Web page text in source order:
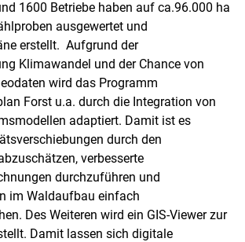
1600 Betriebe haben auf ca.96.000 ha
ausgewertet und
erstellt. Aufgrund der
Klimawandel und der Chance von
wird das Programm
Forst u.a. durch die Integration von
adaptiert. Damit ist es
durch den
verbesserte
durchzuführen und
im Waldaufbau einfach
Des Weiteren wird ein GIS-Viewer zur
Damit lassen sich digitale